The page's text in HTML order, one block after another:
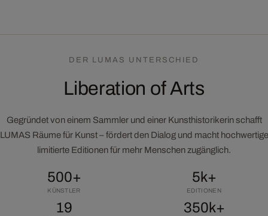
DER LUMAS UNTERSCHIED
Liberation of Arts
Gegründet von einem Sammler und einer Kunsthistorikerin schafft
LUMAS Räume für Kunst – fördert den Dialog und macht hochwertige
limitierte Editionen für mehr Menschen zugänglich.
500+
KÜNSTLER
5k+
EDITIONEN
19 350k+